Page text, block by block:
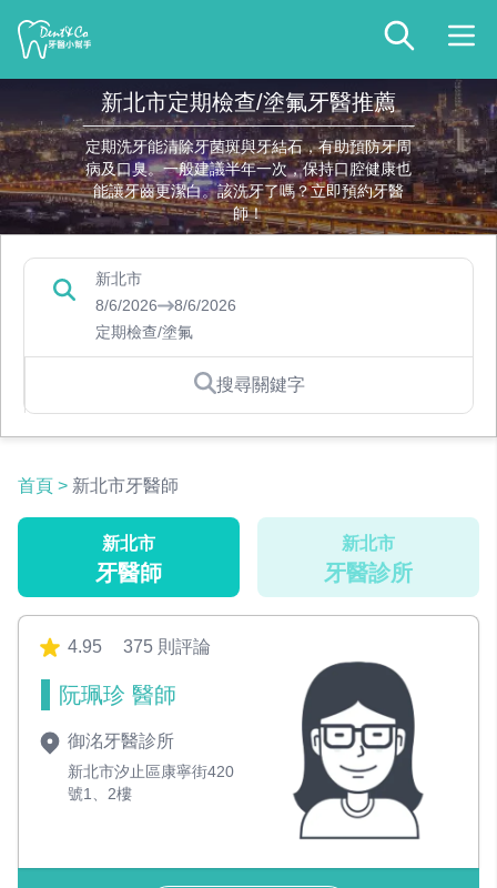
新北市定期檢查/塗氟牙醫推薦
定期洗牙能清除牙菌斑與牙結石，有助預防牙周
病及口臭。一般建議半年一次，保持口腔健康也
能讓牙齒更潔白。該洗牙了嗎？立即預約牙醫
師！
新北市
8/6/2026
8/6/2026
定期檢查/塗氟
搜尋關鍵字
首頁 > 新北市牙醫師
新北市
牙醫師
新北市
牙醫診所
4.95 375 則評論
阮珮珍 醫師
御洺牙醫診所
新北市汐止區康寧街420
號1、2樓